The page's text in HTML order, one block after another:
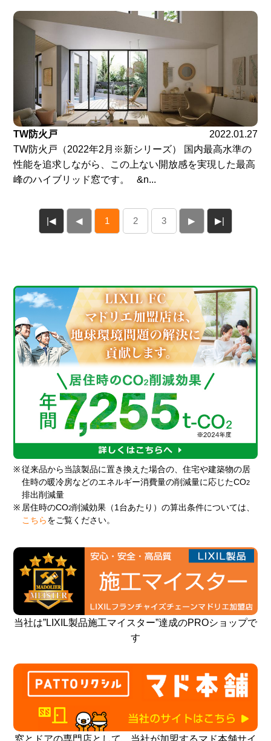
TW防火戸
2022.01.27
TW防火戸（2022年2月※新シリーズ） 国内最高水準の
性能を追求しながら、この上ない開放感を実現した最高
峰のハイブリッド窓です。 &n...
|◀ ◀ 1 2 3 ▶ ▶|
※ 従来品から当該製品に置き換えた場合の、住宅や建築物の居
住時の暖冷房などのエネルギー消費量の削減量に応じたCO2
排出削減量
※ 居住時のCO2削減効果（1台あたり）の算出条件については、
こちら をご覧ください。
当社は”LIXIL製品施工マイスター”達成のPROショップで
す